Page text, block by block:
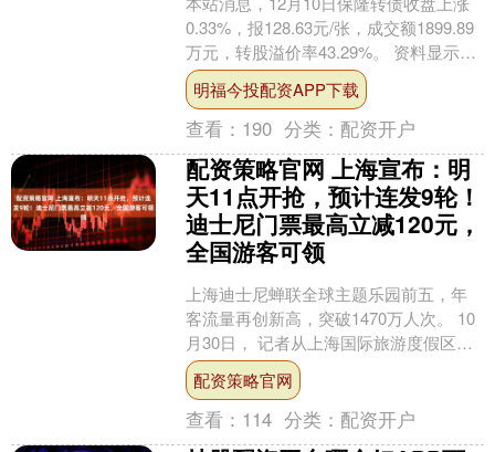
0.33%，报128.63元/张，成交额1899.89
万元，转股溢价率43.29%。 资料显示，
保隆转债信用级别为“AA”....
明福今投配资APP下载
查看： 190 分类： 配资开户
配资策略官网 上海宣布：明
天11点开抢，预计连发9轮！
迪士尼门票最高立减120元，
全国游客可领
上海迪士尼蝉联全球主题乐园前五，年
客流量再创新高，突破1470万人次。 10
月30日， 记者从上海国际旅游度假区了
解到， 第二轮“梦享券”首期将于 10月31
日....
配资策略官网
查看： 114 分类： 配资开户